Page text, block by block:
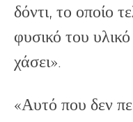
δόντι, το οποίο
φυσικό του
χάσει».
«Αυτό που δεν